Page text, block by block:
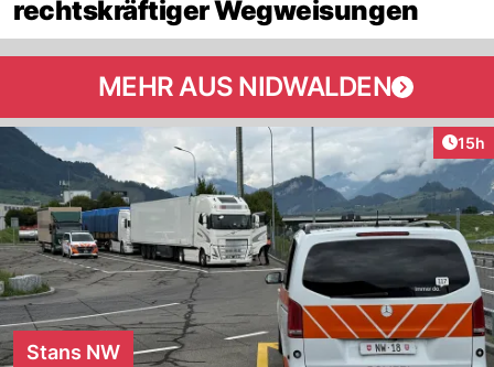
rechtskräftiger Wegweisungen
MEHR AUS NIDWALDEN
15h
Stans NW